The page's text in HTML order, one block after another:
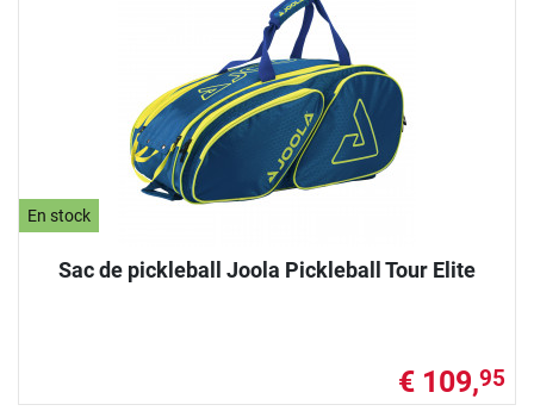
En stock
Sac de pickleball Joola Pickleball Tour Elite
€ 109,95